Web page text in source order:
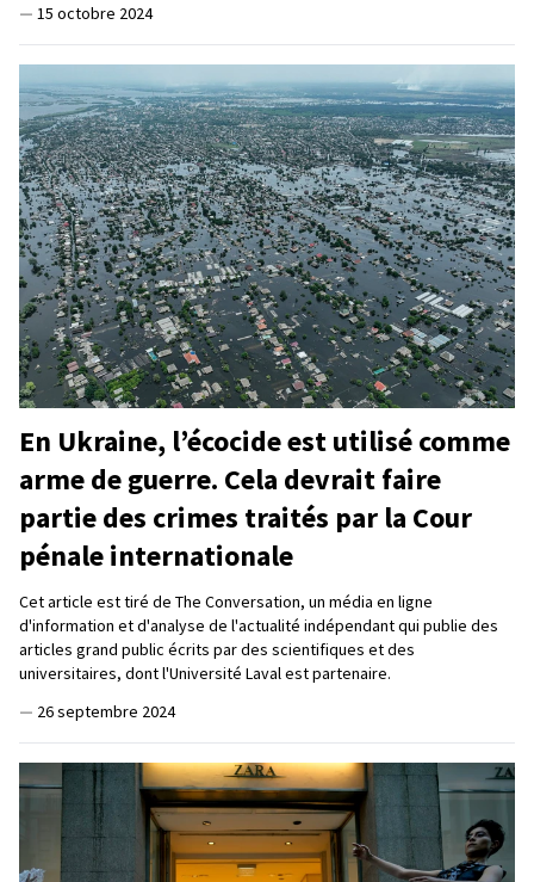
— 15 octobre 2024
En Ukraine, l’écocide est utilisé comme
arme de guerre. Cela devrait faire
partie des crimes traités par la Cour
pénale internationale
Cet article est tiré de The Conversation, un média en ligne
d'information et d'analyse de l'actualité indépendant qui publie des
articles grand public écrits par des scientifiques et des
universitaires, dont l'Université Laval est partenaire.
— 26 septembre 2024